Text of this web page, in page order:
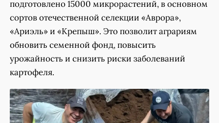
подготовлено 15000 микрорастений, в основном
сортов отечественной селекции «Аврора»,
«Ариэль» и «Крепыш». Это позволит аграриям
обновить семенной фонд, повысить
урожайность и снизить риски заболеваний
картофеля.